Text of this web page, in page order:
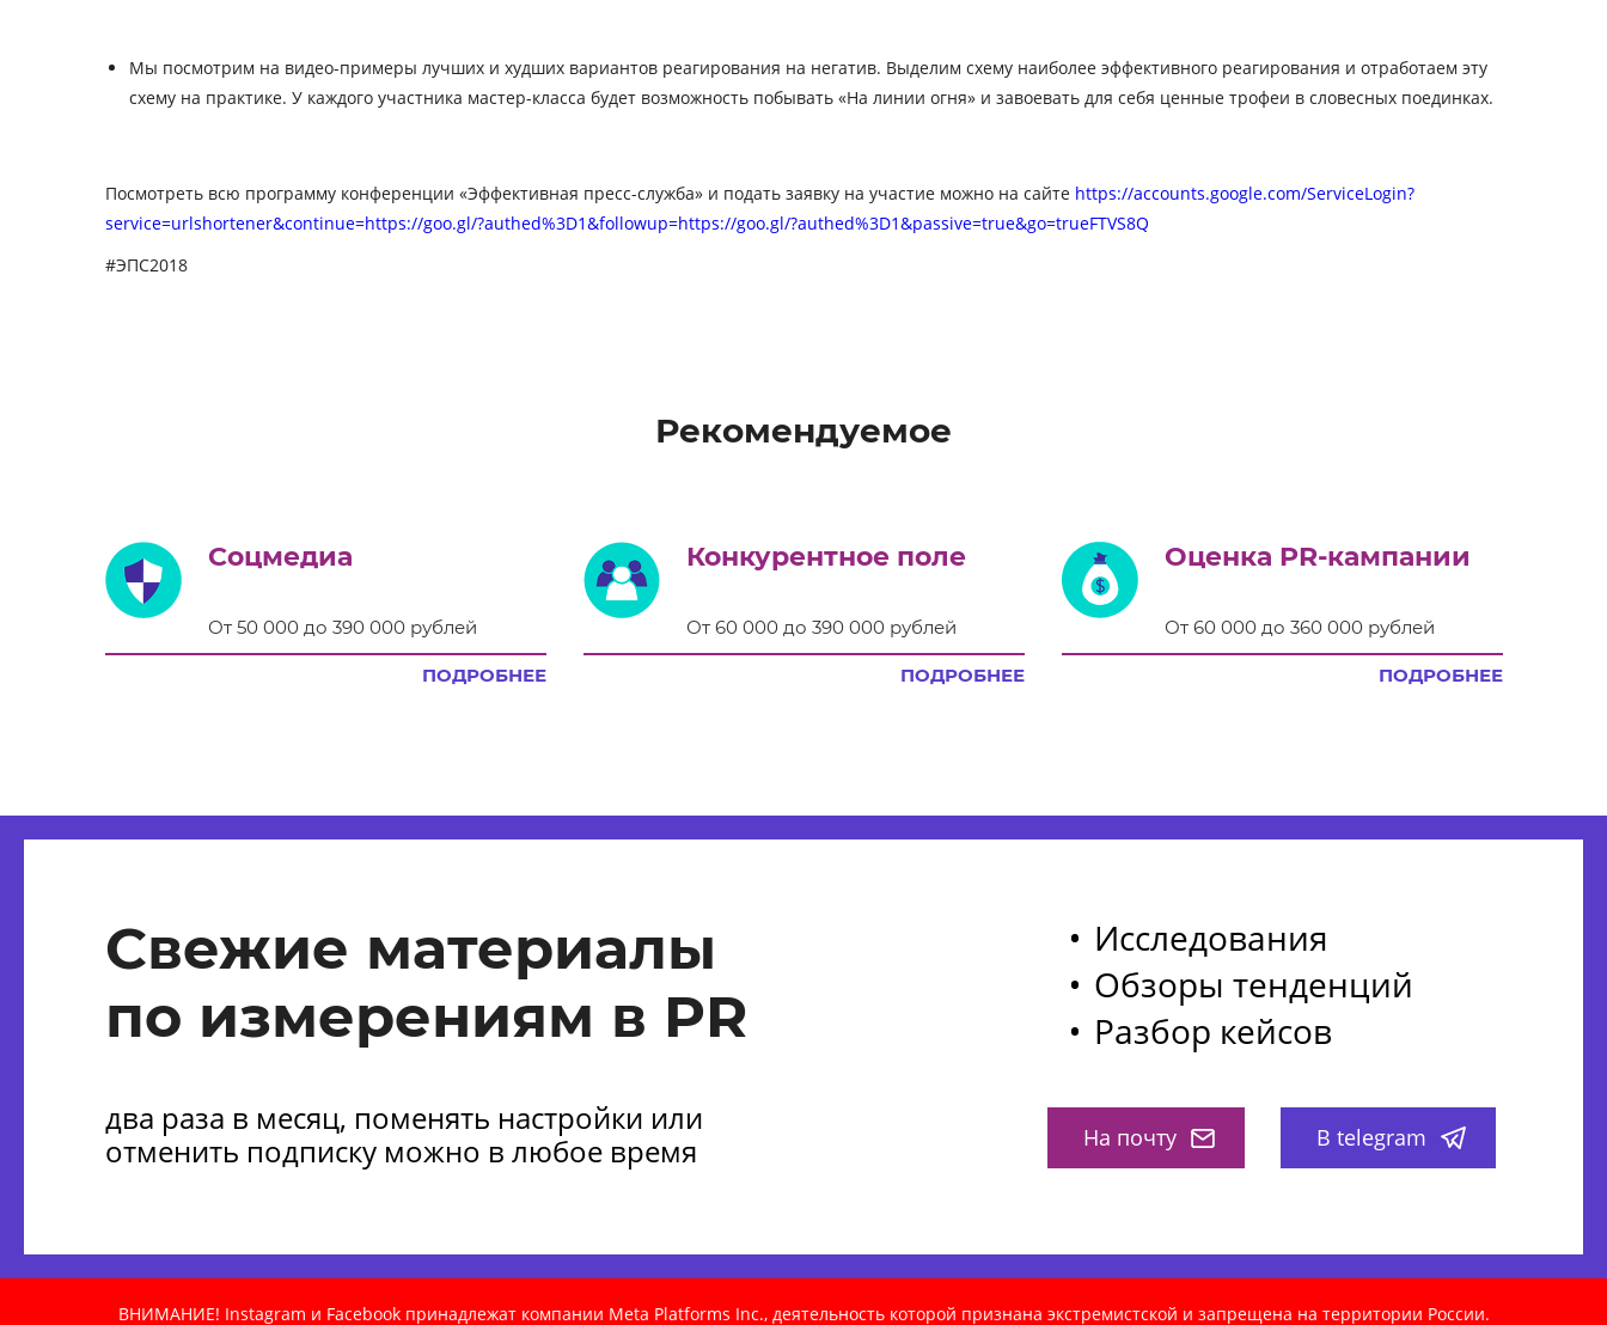
Мы посмотрим на видео-примеры лучших и худших вариантов реагирования на негатив. Выделим схему наиболее эффективного реагирования и отработаем эту
схему на практике. У каждого участника мастер-класса будет возможность побывать «На линии огня» и завоевать для себя ценные трофеи в словесных поединках.
Посмотреть всю программу конференции «Эффективная пресс-служба» и подать заявку на участие можно на сайте https://accounts.google.com/ServiceLogin?
service=urlshortener&continue=https://goo.gl/?authed%3D1&followup=https://goo.gl/?authed%3D1&passive=true&go=trueFTVS8Q
#ЭПС2018
Рекомендуемое
Соцмедиа
От 50 000 до 390 000 рублей
ПОДРОБНЕЕ
Конкурентное поле
От 60 000 до 390 000 рублей
ПОДРОБНЕЕ
Оценка PR-кампании
От 60 000 до 360 000 рублей
ПОДРОБНЕЕ
Свежие материалы
по измерениям в PR
два раза в месяц, поменять настройки или
отменить подписку можно в любое время
Исследования
Обзоры тенденций
Разбор кейсов
На почту В telegram
ВНИМАНИЕ! Instagram и Facebook принадлежат компании Meta Platforms Inc., деятельность которой признана экстремистской и запрещена на территории России.